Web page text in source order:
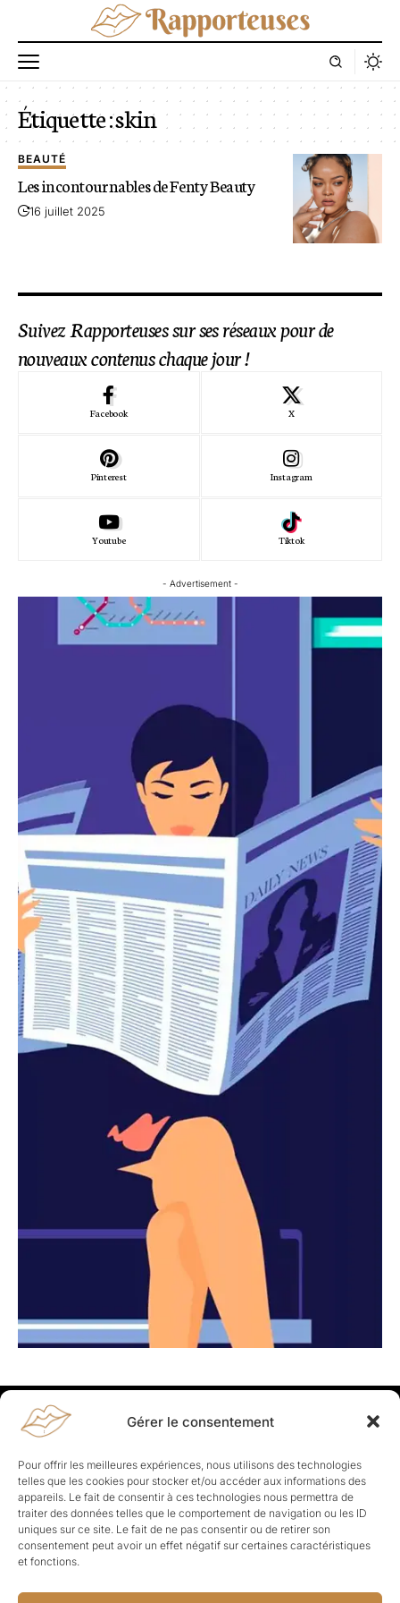
Gérer le consentement
Pour offrir les meilleures expériences, nous utilisons des technologies
telles que les cookies pour stocker et/ou accéder aux informations des
appareils. Le fait de consentir à ces technologies nous permettra de
traiter des données telles que le comportement de navigation ou les ID
uniques sur ce site. Le fait de ne pas consentir ou de retirer son
consentement peut avoir un effet négatif sur certaines caractéristiques
et fonctions.
Étiquette :skin
BEAUTÉ
Les incontournables de Fenty Beauty
16 juillet 2025
Suivez Rapporteuses sur ses réseaux pour de
nouveaux contenus chaque jour !
Facebook X
Pinterest Instagram
Youtube Tiktok
- Advertisement -
Rapporteuses
À propos de Rapporteuses :Rapporteuses, c’est l’histoire de
Parisiennes, bien dans leurs baskets qui aiment rapporter ce qui leur
cause, leur apporte et leur rapporte !
Les Topics
Société Politique Business Culture
Sport
Lifestyle